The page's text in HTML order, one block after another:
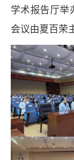
学术报告厅举
会议由夏百荣